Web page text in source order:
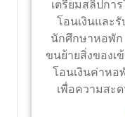
เตรียมสลิปกา
โอนเงินและ
นักศึกษาหอพั
ขนย้ายสิ่งของเ
โอนเงินค่าหอ
เพื่อความสะ